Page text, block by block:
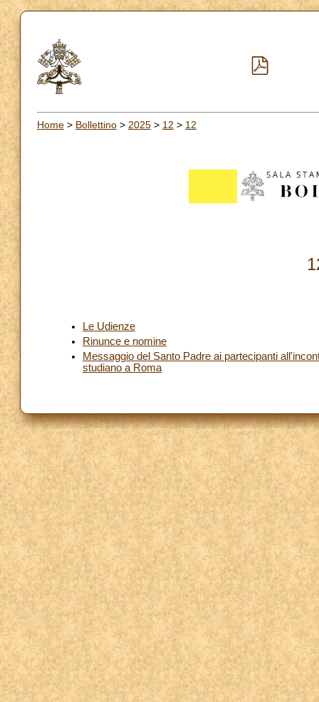
Home > Bollettino > 2025 > 12 > 12
Le Udienze
Rinunce e nomine
Messaggio del Santo Padre ai partecipanti
studiano a Roma